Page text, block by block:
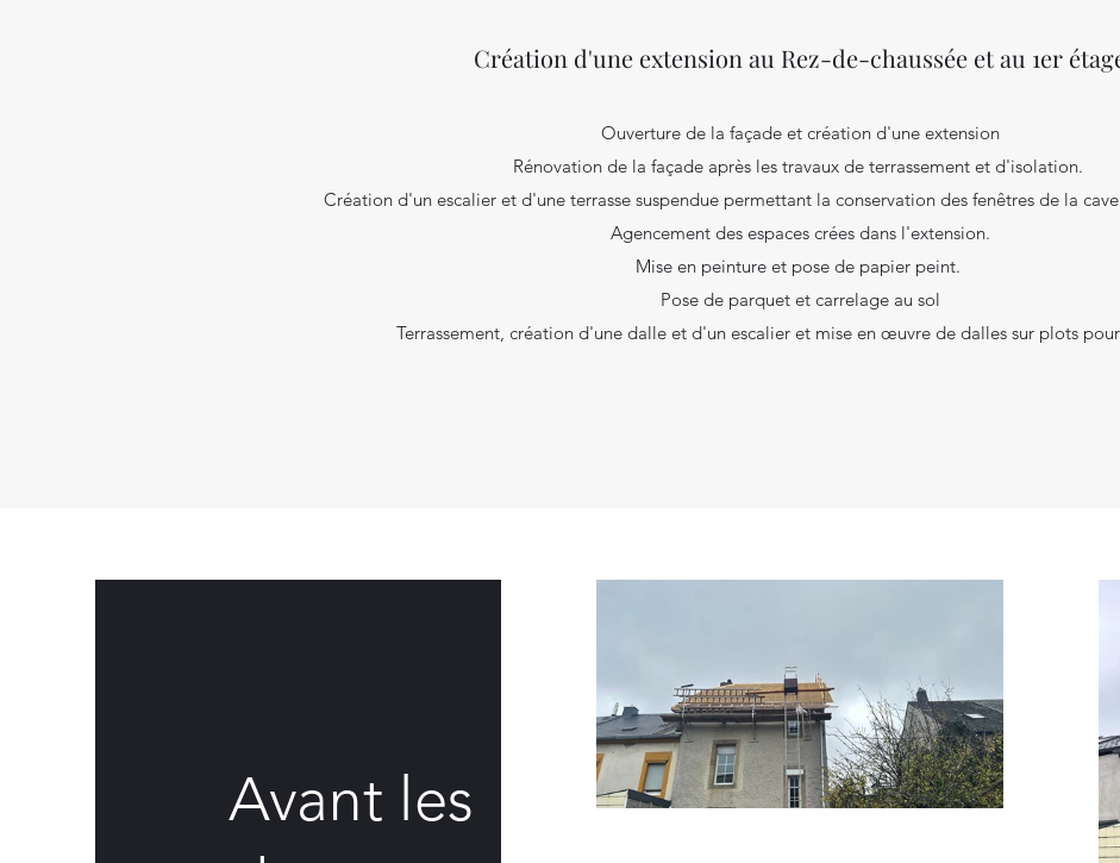
Création d'une extension au Rez-de-chaussée et au 1er
Ouverture de la façade et création d'une extension
Rénovation de la façade après les travaux de terrassement et d'isolation.
Création d'un escalier et d'une terrasse suspendue permettant la conservation des fenêtres de la
Agencement des espaces crées dans l'extension.
Mise en peinture et pose de papier peint.
Pose de parquet et carrelage au sol
Terrassement, création d'une dalle et d'un escalier et mise en œuvre de dalles sur plots
Avant les